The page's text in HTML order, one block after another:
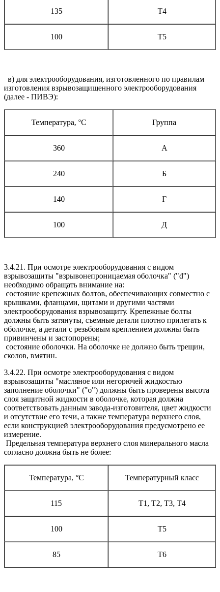
135 Т4
100 Т5
в) для электрооборудования, изготовленного по правилам
изготовления взрывозащищенного электрооборудования
(далее - ПИВЭ):
Температура, °С Группа
360 А
240 Б
140 Г
100 Д
3.4.21. При осмотре электрооборудования с видом
взрывозащиты "взрывонепроницаемая оболочка" ("d")
необходимо обращать внимание на:
состояние крепежных болтов, обеспечивающих совместно с
крышками, фланцами, щитами и другими частями
электрооборудования взрывозащиту. Крепежные болты
должны быть затянуты, съемные детали плотно прилегать к
оболочке, а детали с резьбовым креплением должны быть
привинчены и застопорены;
состояние оболочки. На оболочке не должно быть трещин,
сколов, вмятин.
3.4.22. При осмотре электрооборудования с видом
взрывозащиты "масляное или негорючей жидкостью
заполнение оболочки" ("о") должны быть проверены высота
слоя защитной жидкости в оболочке, которая должна
соответствовать данным завода-изготовителя, цвет жидкости
и отсутствие его течи, а также температура верхнего слоя,
если конструкцией электрооборудования предусмотрено ее
измерение.
Предельная температура верхнего слоя минерального масла
согласно должна быть не более:
Температура, °С Температурный класс
115 T1, T2, Т3, Т4
100 Т5
85 Т6